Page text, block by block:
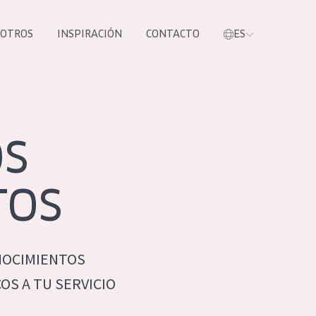
NUESTROS
INSPIRACIÓN CONTACTO ES
A TU SERVICIO